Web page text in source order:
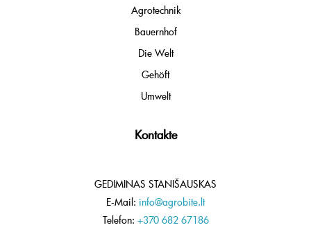
Agrotechnik
Bauernhof
Die Welt
Gehöft
Umwelt
Kontakte
GEDIMINAS STANIŠAUSKAS
E-Mail: info@agrobite.lt
Telefon: +370 682 67186